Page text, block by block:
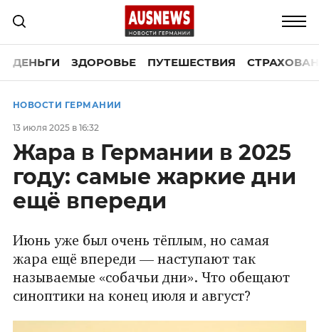
ДЕНЬГИ ЗДОРОВЬЕ ПУТЕШЕСТВИЯ
НОВОСТИ ГЕРМАНИИ
13 июля 2025 в 16:32
Жара в Германии в 2025
году: самые жаркие дни
ещё впереди
Июнь уже был очень тёплым, но самая
жара ещё впереди — наступают так
называемые «собачьи дни». Что обещают
синоптики на конец июля и август?